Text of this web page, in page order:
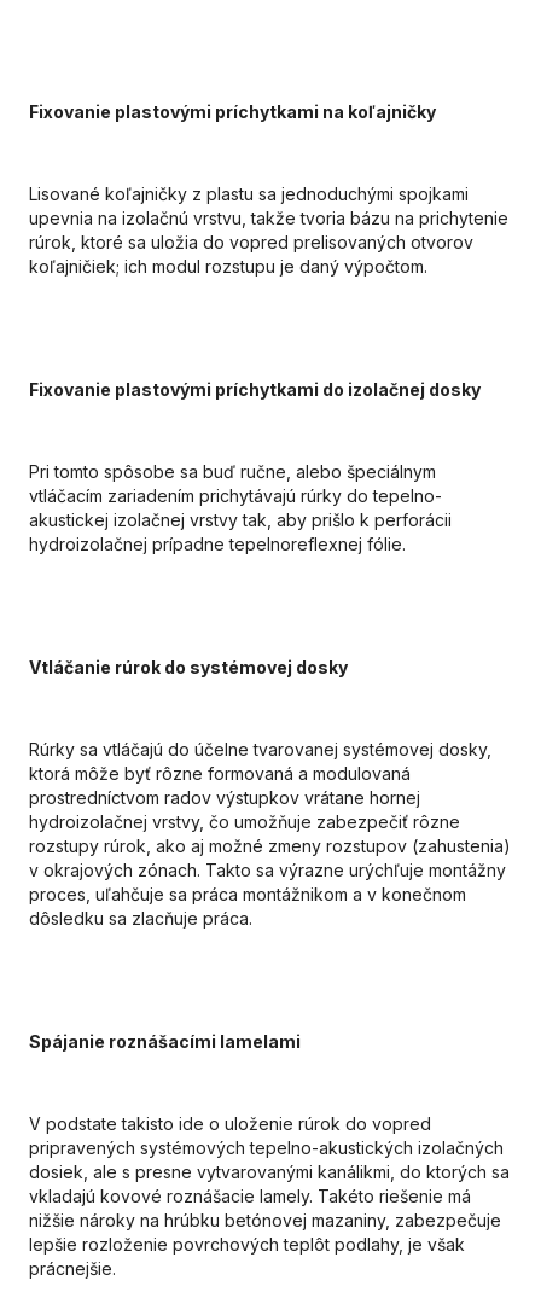
Fixovanie plastovými príchytkami na koľajničky
Lisované koľajničky z plastu sa jednoduchými spojkami
upevnia na izolačnú vrstvu, takže tvoria bázu na prichytenie
rúrok, ktoré sa uložia do vopred prelisovaných otvorov
koľajničiek; ich modul rozstupu je daný výpočtom.
Fixovanie plastovými príchytkami do izolačnej dosky
Pri tomto spôsobe sa buď ručne, alebo špeciálnym
vtláčacím zariadením prichytávajú rúrky do tepelno-
akustickej izolačnej vrstvy tak, aby prišlo k perforácii
hydroizolačnej prípadne tepelnoreflexnej fólie.
Vtláčanie rúrok do systémovej dosky
Rúrky sa vtláčajú do účelne tvarovanej systémovej dosky,
ktorá môže byť rôzne formovaná a modulovaná
prostredníctvom radov výstupkov vrátane hornej
hydroizolačnej vrstvy, čo umožňuje zabezpečiť rôzne
rozstupy rúrok, ako aj možné zmeny rozstupov (zahustenia)
v okrajových zónach. Takto sa výrazne urýchľuje montážny
proces, uľahčuje sa práca montážnikom a v konečnom
dôsledku sa zlacňuje práca.
Spájanie roznášacími lamelami
V podstate takisto ide o uloženie rúrok do vopred
pripravených systémových tepelno-akustických izolačných
dosiek, ale s presne vytvarovanými kanálikmi, do ktorých sa
vkladajú kovové roznášacie lamely. Takéto riešenie má
nižšie nároky na hrúbku betónovej mazaniny, zabezpečuje
lepšie rozloženie povrchových teplôt podlahy, je však
prácnejšie.